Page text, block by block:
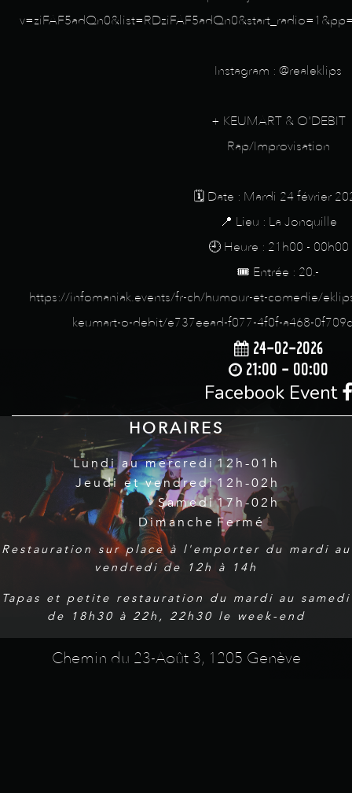
Instagram : @realeklips
+ KEUMART & O'DEBIT
Rap/Improvisation
🗓️ Date : Mardi 24 février
📍 Lieu : La Jonquille
🕘 Heure : 21h00 - 00h00
🎟️ Entrée : 20.-
https://infomaniak.events/fr-ch/humour-et-comedie/
keumart-o-debit/e737eead-f077-4f0f-a468-
24-02-2026
21:00 - 00:00
Facebook Event
HORAIRES
Lundi au mercredi
Jeudi et vendredi
Samedi
Dimanche
12h-01h
12h-02h
17h-02h
Fermé
Restauration sur place à l'emporter du mardi au
vendredi de 12h à 14h
Tapas et petite restauration du mardi au samedi
de 18h30 à 22h, 22h30 le week-end
Chemin du 23-Août 3, 1205 Genève